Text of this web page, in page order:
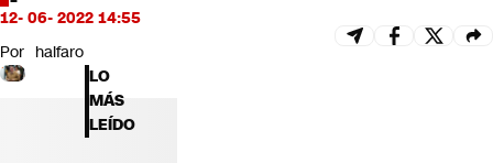
Futuro 360
12- 06- 2022 14:55
Por halfaro
LO
MÁS
LEÍDO